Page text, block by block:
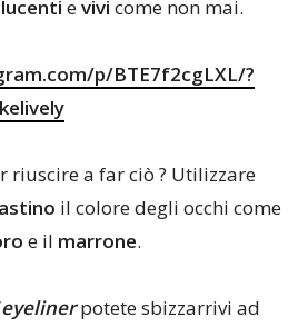
lucenti evivi come non mai.
p/BTE7f2cgLXL/?
riuscire a far ciò ? Utilizzare
il colore degli occhi come
e il marrone.
eyelinerpotete sbizzarrivi ad